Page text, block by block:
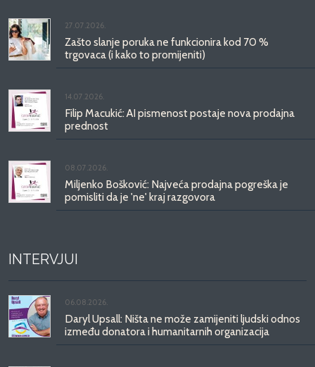
27.07.2026.
Zašto slanje poruka ne funkcionira kod 70 %
trgovaca (i kako to promijeniti)
14.07.2026.
Filip Macukić: AI pismenost postaje nova prodajna
prednost
08.07.2026.
Miljenko Bošković: Najveća prodajna pogreška je
pomisliti da je 'ne' kraj razgovora
INTERVJUI
06.08.2026.
Daryl Upsall: Ništa ne može zamijeniti ljudski odnos
između donatora i humanitarnih organizacija